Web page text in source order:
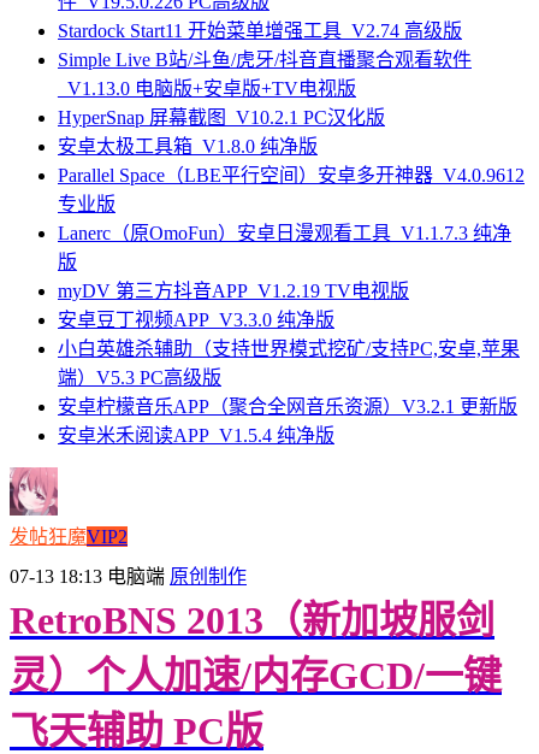
Stardock Start11 开始菜单增强工具_V2.74 高级版
Simple Live B站/斗鱼/虎牙/抖音直播聚合观看软件
_V1.13.0 电脑版+安卓版+TV电视版
HyperSnap 屏幕截图_V10.2.1 PC汉化版
安卓太极工具箱_V1.8.0 纯净版
Parallel Space（LBE平行空间）安卓多开神器_V4.0.9612
专业版
Lanerc（原OmoFun）安卓日漫观看工具_V1.1.7.3 纯净
版
myDV 第三方抖音APP_V1.2.19 TV电视版
安卓豆丁视频APP_V3.3.0 纯净版
小白英雄杀辅助（支持世界模式挖矿/支持PC,安卓,苹果
端）V5.3 PC高级版
安卓柠檬音乐APP（聚合全网音乐资源）V3.2.1 更新版
安卓米禾阅读APP_V1.5.4 纯净版
发帖狂魔VIP2
07-13 18:13 电脑端 原创制作
RetroBNS 2013（新加坡服剑
灵）个人加速/内存GCD/一键
飞天辅助 PC版